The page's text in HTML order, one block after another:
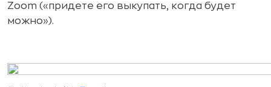
Zoom («придете его выкупать, когда будет
можно»).